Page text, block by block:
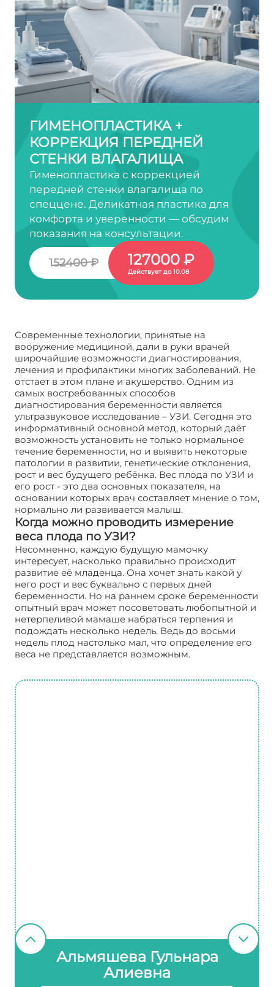
ГИМЕНОПЛАСТИКА +
КОРРЕКЦИЯ ПЕРЕДНЕЙ
СТЕНКИ ВЛАГАЛИЩА
Гименопластика с коррекцией
передней стенки влагалища по
спеццене. Деликатная пластика для
комфорта и уверенности — обсудим
показания на консультации.
152400 ₽ 127000 ₽
Действует до 10.08
Современные технологии, принятые на
вооружение медициной, дали в руки врачей
широчайшие возможности диагностирования,
лечения и профилактики многих заболеваний. Не
отстает в этом плане и акушерство. Одним из
самых востребованных способов
диагностирования беременности является
ультразвуковое исследование – УЗИ. Сегодня это
информативный основной метод, который даёт
возможность установить не только нормальное
течение беременности, но и выявить некоторые
патологии в развитии, генетические отклонения,
рост и вес будущего ребёнка. Вес плода по УЗИ и
его рост - это два основных показателя, на
основании которых врач составляет мнение о том,
нормально ли развивается малыш.
Когда можно проводить измерение
веса плода по УЗИ?
Несомненно, каждую будущую мамочку
интересует, насколько правильно происходит
развитие её младенца. Она хочет знать какой у
него рост и вес буквально с первых дней
беременности. Но на раннем сроке беременности
опытный врач может посоветовать любопытной и
нетерпеливой мамаше набраться терпения и
подождать несколько недель. Ведь до восьми
недель плод настолько мал, что определение его
веса не представляется возможным.
Альмяшева Гульнара
Алиевна